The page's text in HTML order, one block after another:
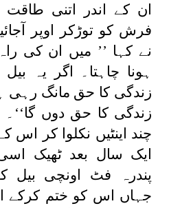
ان کے اندر اتنی
فرش کو توڑکر اوپر
نے کہا ’’ میں ان کی
ہونا چاہتا۔ اگر یہ
زندگی کا حق مانگ رہی
زندگی کا حق دوں گا‘‘۔
چند اینٹیں نکلوا کر اس
ایک سال بعد ٹھیک اسی
پندرہ فٹ اونچی بیل
جہاں اس کو ختم کرکے